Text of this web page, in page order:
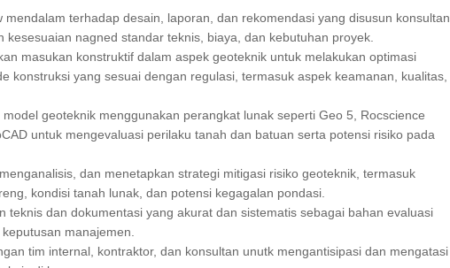
mendalam terhadap desain, laporan, dan rekomendasi yang disusun konsultan
kesesuaian nagned standar teknis, biaya, dan kebutuhan proyek.
masukan konstruktif dalam aspek geoteknik untuk melakukan optimasi
konstruksi yang sesuai dengan regulasi, termasuk aspek keamanan, kualitas,
geoteknik menggunakan perangkat lunak seperti Geo 5, Rocscience
untuk mengevaluasi perilaku tanah dan batuan serta potensi risiko pada
dan menetapkan strategi mitigasi risiko geoteknik, termasuk
kondisi tanah lunak, dan potensi kegagalan pondasi.
teknis dan dokumentasi yang akurat dan sistematis sebagai bahan evaluasi
manajemen.
tim internal, kontraktor, dan konsultan unutk mengantisipasi dan mengatasi